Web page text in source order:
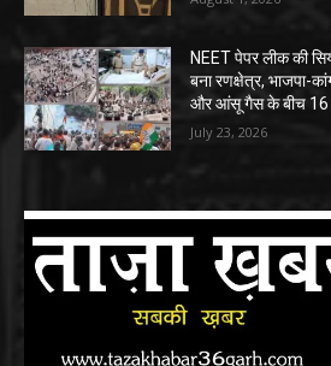
NEET पेपर लीक की
बना रणक्षेत्र, भाजपा-
और आंसू गैस के बीच 16
July 23, 2026